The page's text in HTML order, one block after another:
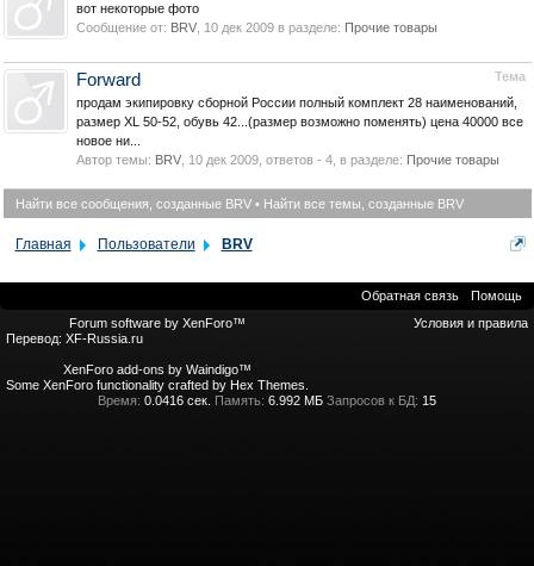
вот некоторые фото
Сообщение от: BRV, 10 дек 2009в разделе: Прочие товары
Тема
Forward
продам экипировку сборной России полный комплект 28 наименований,
размер ХL 50-52, обувь 42...(размер возможно поменять) цена 40000 все
новое ни...
Автор темы: BRV, 10 дек 2009, ответов - 4, в разделе: Прочие товары
Найти все сообщения, созданные BRV Найти все темы, созданные BRV
Главная Пользователи BRV
Обратная связь
Помощь
Условия и правила
Forum software by XenForo™
Перевод: XF-Russia.ru
XenForo add-ons by Waindigo™
Some XenForo functionality crafted by Hex Themes
Время: 0.0416 сек. Память: 6.992 МБ Запросов к БД: 15